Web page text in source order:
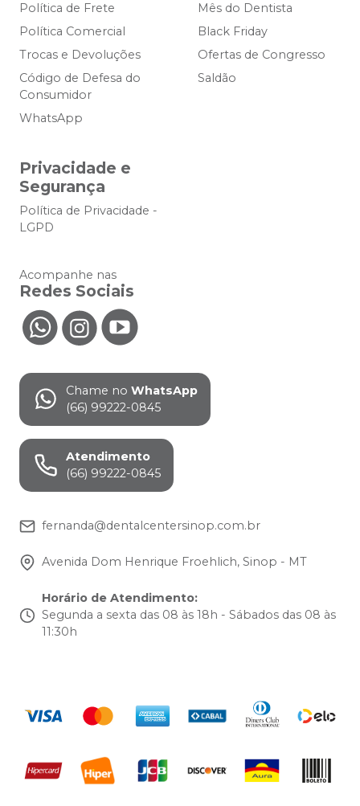
Política de Frete
Política Comercial
Trocas e Devoluções
Código de Defesa do
Consumidor
WhatsApp
Mês do Dentista
Black Friday
Ofertas de Congresso
Saldão
Privacidade e
Segurança
Política de Privacidade -
LGPD
Acompanhe nas
Redes Sociais
Chame no WhatsApp
(66) 99222-0845
Atendimento
(66) 99222-0845
fernanda@dentalcentersinop.com.br
Avenida Dom Henrique Froehlich, Sinop - MT
Horário de Atendimento:
Segunda a sexta das 08 às 18h - Sábados das 08 às
11:30h